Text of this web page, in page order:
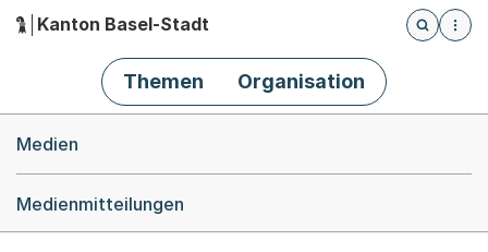
Hauptnavigation
Kanton Basel-Stadt
Öffnet
Themen Organisation
Medien
Medienmitteilungen